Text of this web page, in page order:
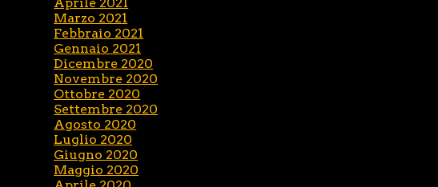
Marzo 2021
Febbraio 2021
Gennaio 2021
Dicembre 2020
Novembre 2020
Ottobre 2020
Settembre 2020
Agosto 2020
Luglio 2020
Giugno 2020
Maggio 2020